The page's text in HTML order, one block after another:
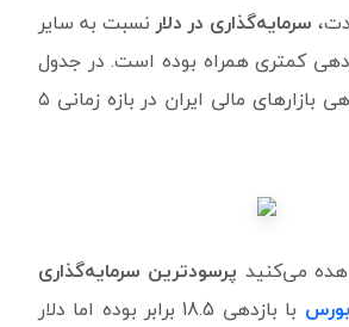
سرمایه‌گذاری در دلارنسبت به سایر
کمتری همراه بوده است. در جدول
زیر به مقایسه بازدهی بازارهای مالی ایران در بازه زمانی ۵
می‌کنید پرسودترین سرمایه‌گذاری
بورس
با بازدهی 18.5 برابر بوده اما دلار